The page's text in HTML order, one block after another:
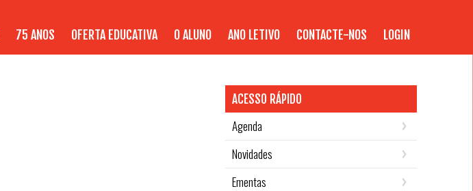
75 ANOS OFERTA EDUCATIVA O ALUNO ANO LETIVO CONTACTE-NOS LOGIN
ACESSO RÁPIDO
Agenda
Novidades
Ementas